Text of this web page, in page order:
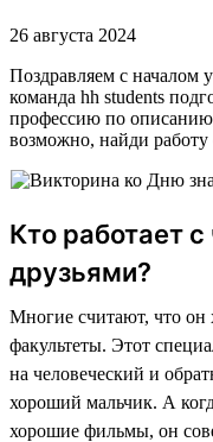
26 августа 2024
Поздравляем с началом
команда hh students
профессию по
возможно, найди
Кто работает
друзьями?
Многие считают, что он
факультеты. Этот
на человеческий и
хороший мальчик. А
хорошие фильмы, он